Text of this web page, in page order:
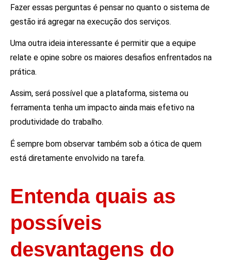
Fazer essas perguntas é pensar no quanto o sistema de
gestão irá agregar na execução dos serviços.
Uma outra ideia interessante é permitir que a equipe
relate e opine sobre os maiores desafios enfrentados na
prática.
Assim, será possível que a plataforma, sistema ou
ferramenta tenha um impacto ainda mais efetivo na
produtividade do trabalho.
É sempre bom observar também sob a ótica de quem
está diretamente envolvido na tarefa.
Entenda quais as
possíveis
desvantagens do